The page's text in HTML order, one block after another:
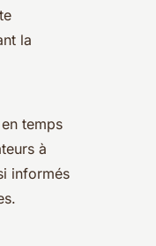
la
temps
à
informés